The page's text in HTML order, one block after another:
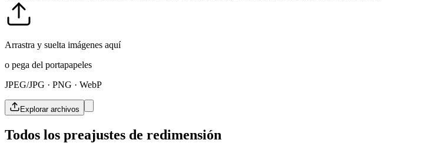
Arrastra y suelta imágenes aquí
o pega del portapapeles
JPEG/JPG · PNG · WebP
Explorar archivos
Todos los preajustes de redimensión